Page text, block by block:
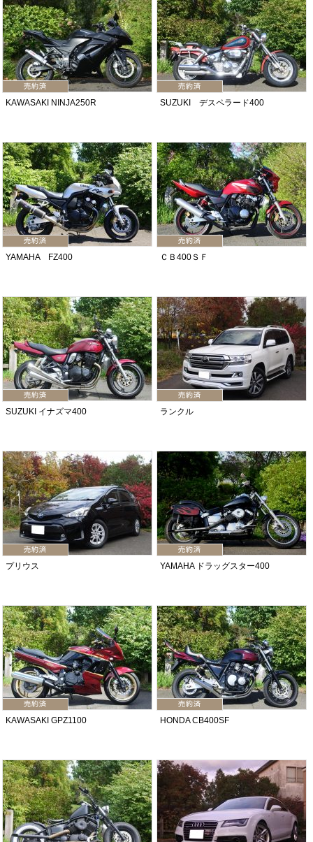
KAWASAKI NINJA250R SUZUKI デスペラード400
YAMAHA FZ400 ＣＢ400ＳＦ
SUZUKI イナズマ400 ランクル
プリウス YAMAHA ドラッグスター400
KAWASAKI GPZ1100 HONDA CB400SF